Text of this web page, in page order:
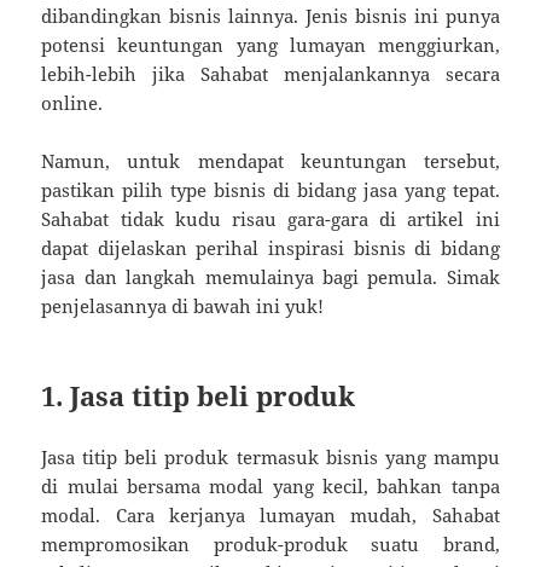
dibandingkan bisnis lainnya. Jenis bisnis ini punya
potensi keuntungan yang lumayan menggiurkan,
lebih-lebih jika Sahabat menjalankannya secara
online.
Namun, untuk mendapat keuntungan tersebut,
pastikan pilih type bisnis di bidang jasa yang tepat.
Sahabat tidak kudu risau gara-gara di artikel ini
dapat dijelaskan perihal inspirasi bisnis di bidang
jasa dan langkah memulainya bagi pemula. Simak
penjelasannya di bawah ini yuk!
1. Jasa titip beli produk
Jasa titip beli produk termasuk bisnis yang mampu
di mulai bersama modal yang kecil, bahkan tanpa
modal. Cara kerjanya lumayan mudah, Sahabat
mempromosikan produk-produk suatu brand,